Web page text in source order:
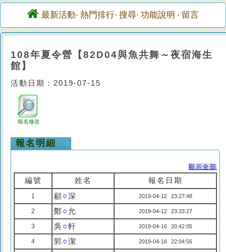
最新活動· 熱門排行· 搜尋· 功能說明 · 留言
108年夏令營【82D04與魚共舞～夜宿海生
館】
活動日期：2019-07-15
報名修改
報名明細
顯示全部
編號 姓名 報名日期
1 顧○深 2019-04-12 23:27:48
2 鄭○ 允 2019-04-12 23:33:27
3 吳 ○軒 2019-04-16 20:42:05
4 郭 ○潔 2019-04-16 22:04:56